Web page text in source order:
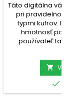
Táto digitálna
pri
typmi kufrov.
hmotnosť
používateľ tak
podsvietený

